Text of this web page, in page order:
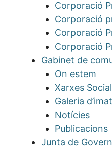
Corporació
Corporació
Corporació
Corporació
Gabinet de
On estem
Xarxes
Galeria
Notícies
Publicacions
Junta de Govern